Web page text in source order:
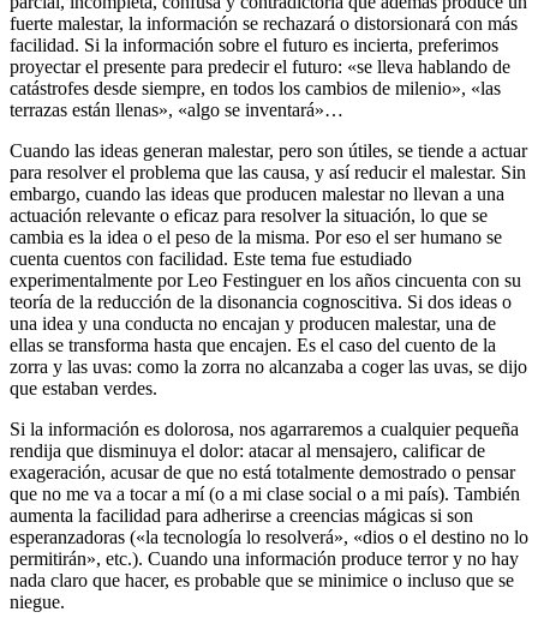
fuerte malestar, la información se rechazará o distorsionará con más
facilidad. Si la información sobre el futuro es incierta, preferimos
proyectar el presente para predecir el futuro: «se lleva hablando de
catástrofes desde siempre, en todos los cambios de milenio», «las
terrazas están llenas», «algo se inventará»…
Cuando las ideas generan malestar, pero son útiles, se tiende a actuar
para resolver el problema que las causa, y así reducir el malestar. Sin
embargo, cuando las ideas que producen malestar no llevan a una
actuación relevante o eficaz para resolver la situación, lo que se
cambia es la idea o el peso de la misma. Por eso el ser humano se
cuenta cuentos con facilidad. Este tema fue estudiado
experimentalmente por Leo Festinguer en los años cincuenta con su
teoría de la reducción de la disonancia cognoscitiva. Si dos ideas o
una idea y una conducta no encajan y producen malestar, una de
ellas se transforma hasta que encajen. Es el caso del cuento de la
zorra y las uvas: como la zorra no alcanzaba a coger las uvas, se dijo
que estaban verdes.
Si la información es dolorosa, nos agarraremos a cualquier pequeña
rendija que disminuya el dolor: atacar al mensajero, calificar de
exageración, acusar de que no está totalmente demostrado o pensar
que no me va a tocar a mí (o a mi clase social o a mi país). También
aumenta la facilidad para adherirse a creencias mágicas si son
esperanzadoras («la tecnología lo resolverá», «dios o el destino no lo
permitirán», etc.). Cuando una información produce terror y no hay
nada claro que hacer, es probable que se minimice o incluso que se
niegue.